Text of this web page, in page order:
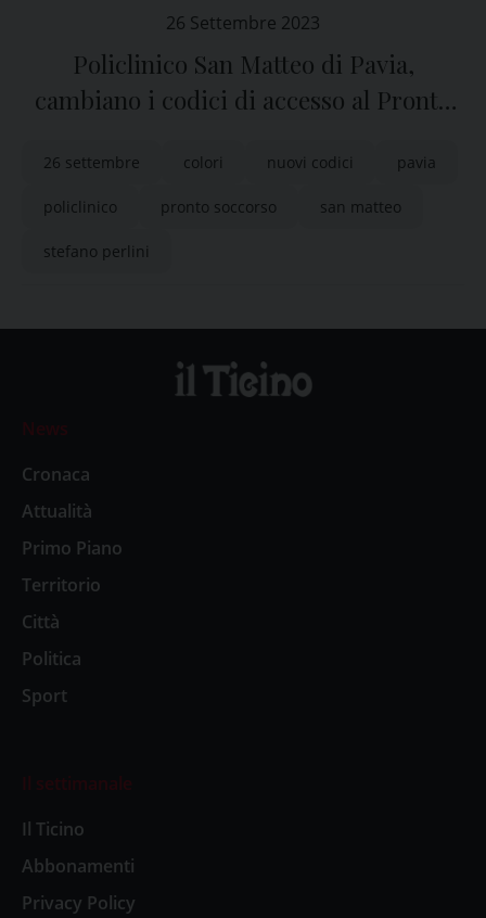
26 Settembre 2023
Policlinico San Matteo di Pavia,
cambiano i codici di accesso al Pronto
26 settembre colori nuovi codici pavia
policlinico pronto soccorso san matteo
stefano perlini
News
Cronaca
Attualità
Primo Piano
Territorio
Città
Politica
Sport
Il settimanale
Il Ticino
Abbonamenti
Privacy Policy